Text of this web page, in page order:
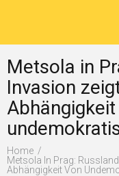
Lokal
Ratgeber
Metsola in
Invasion
Home
Metsola In Prag:
Abhängigkeit Von